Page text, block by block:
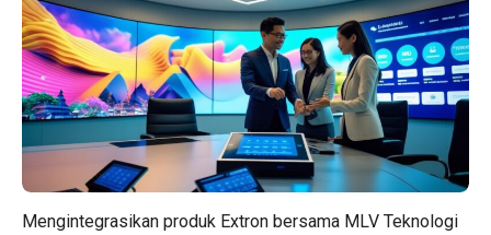
Mengintegrasikan produk Extron bersama MLV Teknologi